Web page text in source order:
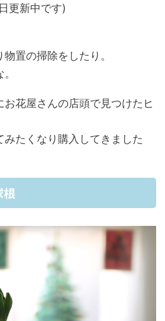
更新中です)
置の掃除をしたり。
お花屋さんの店頭で見つけた ヒ
みたくなり購入してきました
根